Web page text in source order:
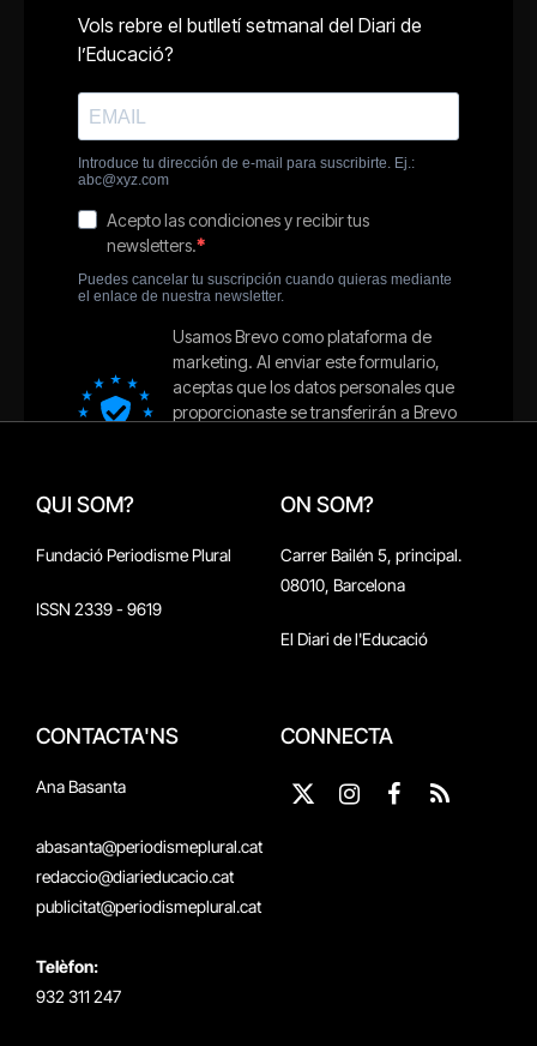
QUI SOM?
Fundació Periodisme Plural
ISSN 2339 - 9619
ON SOM?
Carrer Bailén 5, principal.
08010, Barcelona
El Diari de l'Educació
CONTACTA'NS
Ana Basanta
abasanta@periodismeplural.cat
redaccio@diarieducacio.cat
publicitat@periodismeplural.cat
Telèfon:
932 311 247
CONNECTA
X
Instagram
Facebook
RSS